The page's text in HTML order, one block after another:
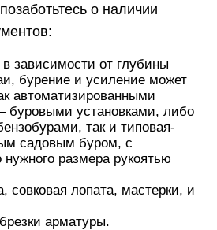
о наличии
зависимости от глубины
бурение и усиление может
автоматизированными
буровыми установками, либо
так и типовая-
садовым буром, с
размера рукоятью
совковая лопата, мастерки, и
арматуры.